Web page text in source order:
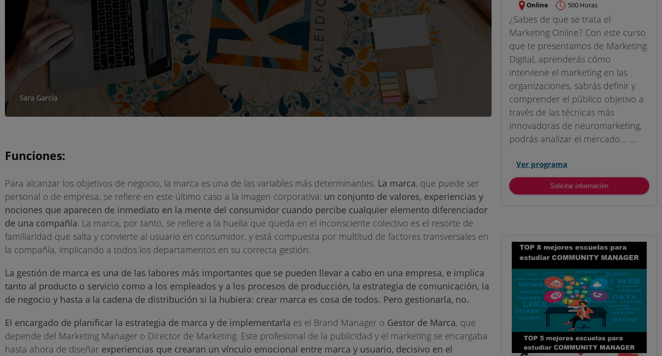
Sara García
Funciones:
Para alcanzar los objetivos de negocio, la marca es una de las variables más determinantes. La marca, que puede ser
personal o de empresa, se refiere en este último caso a la imagen corporativa: un conjunto de valores, experiencias y
nociones que aparecen de inmediato en la mente del consumidor cuando percibe cualquier elemento diferenciador
de una compañía. La marca, por tanto, se refiere a la huella que queda en el inconsciente colectivo es el resorte de
familiaridad que salta y convierte al usuario en consumidor, y está compuesta por multitud de factores transversales en
la compañía, implicando a todos los departamentos en su correcta gestión.
La gestión de marca es una de las labores más importantes que se pueden llevar a cabo en una empresa, e implica
tanto al producto o servicio como a los empleados y a los procesos de producción, la estrategia de comunicación, la
de negocio y hasta a la cadena de distribución si la hubiera: crear marca es cosa de todos. Pero gestionarla, no.
El encargado de planificar la estrategia de marca y de implementarla es el Brand Manager o Gestor de Marca, que
depende del Marketing Manager o Director de Marketing. Este profesional de la publicidad y el marketing se encargaba
hasta ahora de diseñar experiencias que crearan un vínculo emocional entre marca y usuario, decisivo en el
Online 500 Horas
¿Sabes de que se trata el
Marketing Online? Con este curso
que te presentamos de Marketing
Digital, aprenderás cómo
interviene el marketing en las
organizaciones, sabrás definir y
comprender el público objetivo a
través de las técnicas más
innovadoras de neuromarketing,
podrás analizar el mercado... ....
Ver programa
Solicitar información